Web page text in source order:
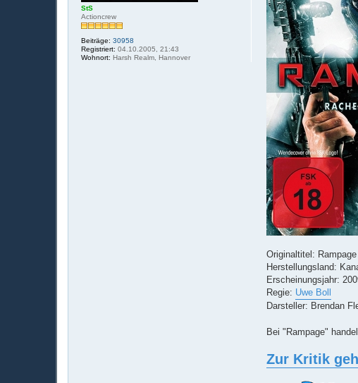
StS
Actioncrew
Beiträge: 30958
Registriert: 04.10.2005, 21:43
Wohnort: Harsh Realm, Hannover
Originaltitel: Rampage
Herstellungsland:
Erscheinungsjahr:
Regie: Uwe Boll
Darsteller: Brendan
Bei "Rampage"
Zur Kritik